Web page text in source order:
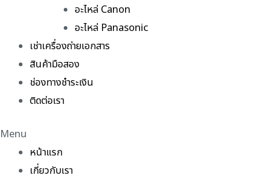
อะไหล่ Canon
อะไหล่ Panasonic
เช่าเครื่องถ่ายเอกสาร
สินค้ามือสอง
ช่องทางชำระเงิน
ติดต่อเรา
Menu
หน้าแรก
เกี่ยวกับเรา